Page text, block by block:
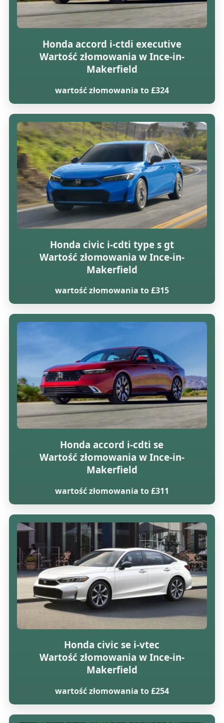
Honda accord i-ctdi executive
Wartość złomowania w Ince-in-
Makerfield
wartość złomowania to £324
Honda civic i-cdti type s gt
Wartość złomowania w Ince-in-
Makerfield
wartość złomowania to £315
Honda accord i-cdti se
Wartość złomowania w Ince-in-
Makerfield
wartość złomowania to £311
Honda civic se i-vtec
Wartość złomowania w Ince-in-
Makerfield
wartość złomowania to £254